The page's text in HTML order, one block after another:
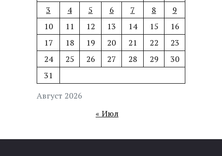
Август 2026
3
4 5 6 7 8
9
10
11 12 13 14 15
16
17
18 19 20 21 22
23
24
25 26 27 28 29
30
31
« Июл